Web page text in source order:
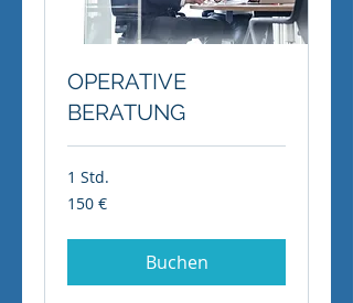
OPERATIVE
BERATUNG
1 Std.
150
Euro
150 €
Buchen